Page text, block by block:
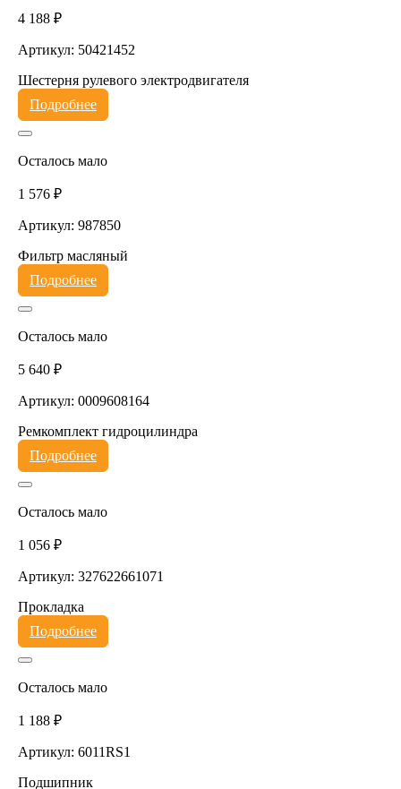
4 188 ₽
Артикул: 50421452
Шестерня рулевого электродвигателя
Подробнее
Осталось мало
1 576 ₽
Артикул: 987850
Фильтр масляный
Подробнее
Осталось мало
5 640 ₽
Артикул: 0009608164
Ремкомплект гидроцилиндра
Подробнее
Осталось мало
1 056 ₽
Артикул: 327622661071
Прокладка
Подробнее
Осталось мало
1 188 ₽
Артикул: 6011RS1
Подшипник